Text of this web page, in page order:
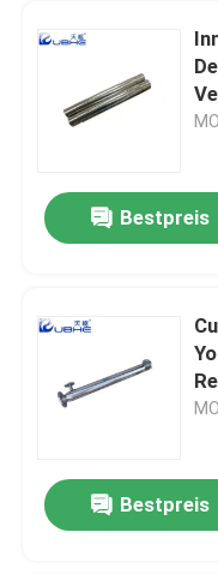
Bestpreis
Bestpreis